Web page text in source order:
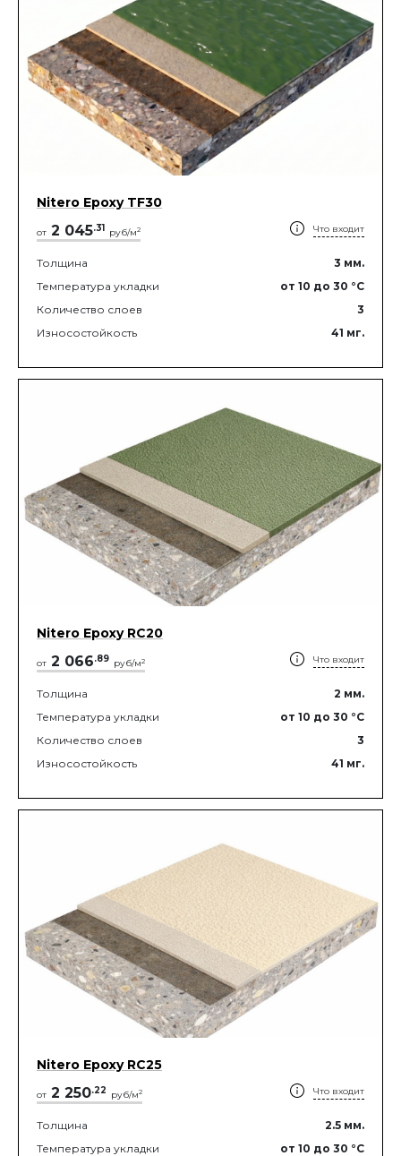
Nitero Epoxy TF30
от 2 045.31 руб/м2 Что входит
Толщина 3 мм.
Температура укладки
от 10 до 30 °C
Количество слоев
3
Износостойкость
41 мг.
Nitero Epoxy RС20
от 2 066.89 руб/м2 Что входит
Толщина 2 мм.
Температура укладки
от 10 до 30 °C
Количество слоев
3
Износостойкость
41 мг.
Nitero Epoxy RС25
от 2 250.22 руб/м2 Что входит
Толщина 2.5 мм.
Температура укладки
от 10 до 30 °C